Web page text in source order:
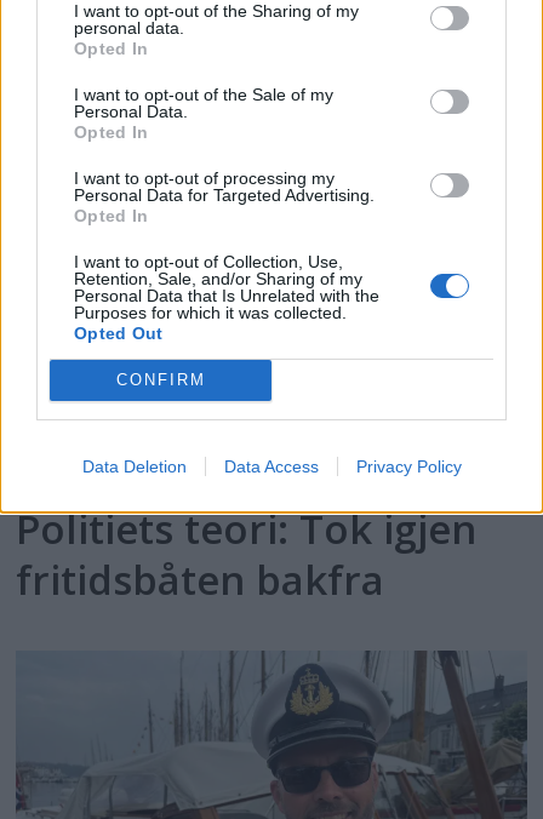
I want to opt-out of the Sharing of my
personal data.
Opted In
I want to opt-out of the Sale of my
Personal Data.
Opted In
I want to opt-out of processing my
Personal Data for Targeted Advertising.
Opted In
I want to opt-out of Collection, Use,
Retention, Sale, and/or Sharing of my
Personal Data that Is Unrelated with the
Purposes for which it was collected.
Opted Out
CONFIRM
Data Deletion Data Access Privacy Policy
PLUS
Satser på Sting, øker
salget
Politiets teori: Tok igjen
fritidsbåten bakfra